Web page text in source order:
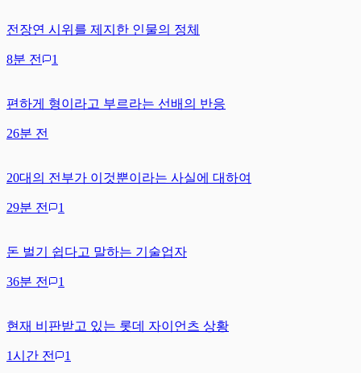
전장연 시위를 제지한 인물의 정체
8분 전 1
편하게 형이라고 부르라는 선배의 반응
26분 전
20대의 전부가 이것뿐이라는 사실에 대하여
29분 전 1
돈 벌기 쉽다고 말하는 기술업자
36분 전 1
현재 비판받고 있는 롯데 자이언츠 상황
1시간 전 1